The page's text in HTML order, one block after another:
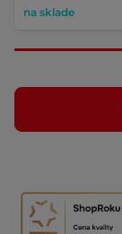
na sklade